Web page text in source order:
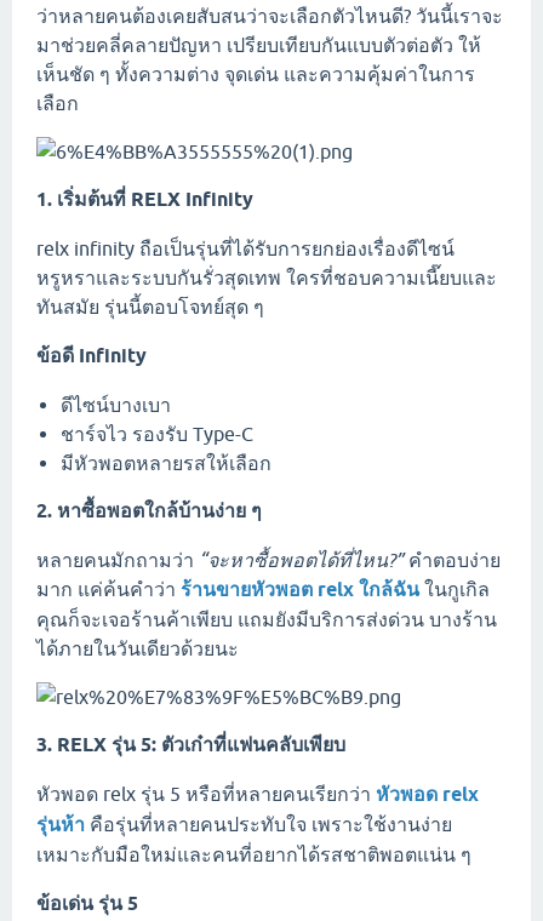
ว่าหลายคนต้องเคยสับสนว่าจะเลือกตัวไหนดี? วันนี้เราจะ
มาช่วยคลี่คลายปัญหา เปรียบเทียบกันแบบตัวต่อตัว ให้
เห็นชัด ๆ ทั้งความต่าง จุดเด่น และความคุ้มค่าในการ
เลือก
1. เริ่มต้นที่ RELX Infinity
relx infinity ถือเป็นรุ่นที่ได้รับการยกย่องเรื่องดีไซน์
หรูหราและระบบกันรั่วสุดเทพ ใครที่ชอบความเนี๊ยบและ
ทันสมัย รุ่นนี้ตอบโจทย์สุด ๆ
ข้อดี Infinity
ดีไซน์บางเบา
ชาร์จไว รองรับ Type-C
มีหัวพอตหลายรสให้เลือก
2. หาซื้อพอตใกล้บ้านง่าย ๆ
หลายคนมักถามว่า “จะหาซื้อพอตได้ที่ไหน?”คำตอบง่าย
มาก แค่ค้นคำว่า ร้านขายหัวพอต relx ใกล้ฉันในกูเกิล
คุณก็จะเจอร้านค้าเพียบ แถมยังมีบริการส่งด่วน บางร้าน
ได้ภายในวันเดียวด้วยนะ
3. RELX รุ่น 5: ตัวเก๋าที่แฟนคลับเพียบ
หัวพอด relx รุ่น 5 หรือที่หลายคนเรียกว่า หัวพอด relx
รุ่นห้า คือรุ่นที่หลายคนประทับใจ เพราะใช้งานง่าย
เหมาะกับมือใหม่และคนที่อยากได้รสชาติพอตแน่น ๆ
ข้อเด่น รุ่น 5